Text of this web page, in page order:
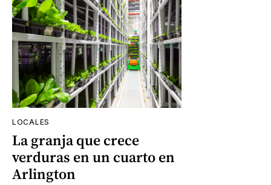
LOCALES
La granja que crece
verduras en un cuarto en
Arlington